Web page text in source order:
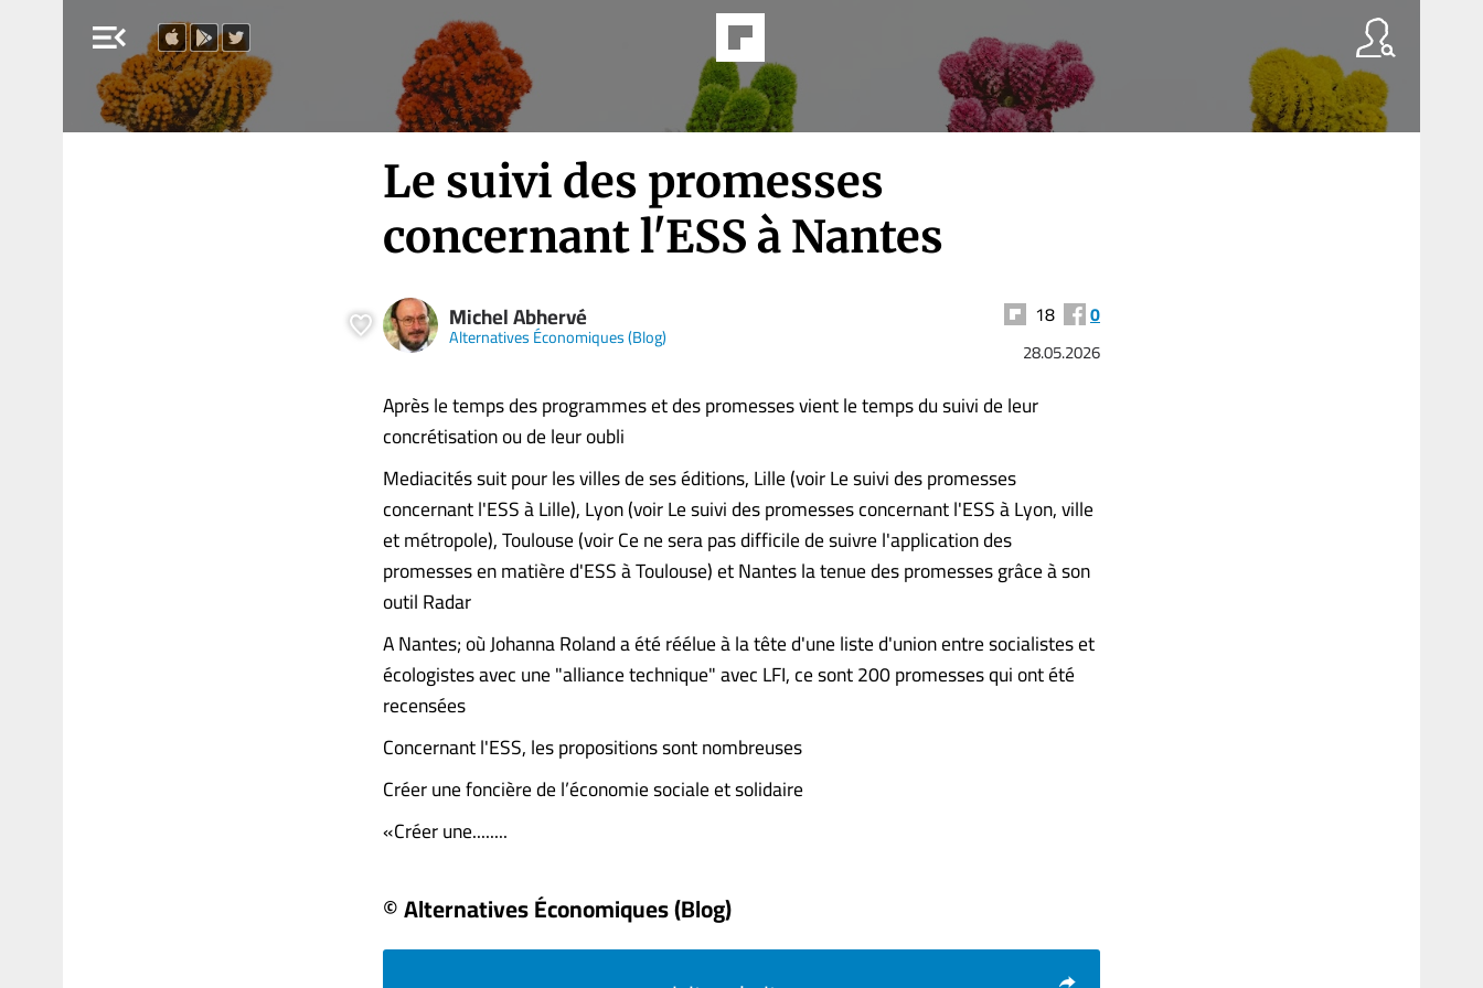
menu_open
Le suivi des promesses
concernant l'ESS à Nantes
Michel Abhervé
Alternatives Économiques (Blog)
18 0
28.05.2026
Après le temps des programmes et des promesses vient le temps du suivi de leur
concrétisation ou de leur oubli
Mediacités suit pour les villes de ses éditions, Lille (voir Le suivi des promesses
concernant l'ESS à Lille), Lyon (voir Le suivi des promesses concernant l'ESS à Lyon, ville
et métropole), Toulouse (voir Ce ne sera pas difficile de suivre l'application des
promesses en matière d'ESS à Toulouse) et Nantes la tenue des promesses grâce à son
outil Radar
A Nantes; où Johanna Roland a été réélue à la tête d'une liste d'union entre socialistes et
écologistes avec une "alliance technique" avec LFI, ce sont 200 promesses qui ont été
recensées
Concernant l'ESS, les propositions sont nombreuses
Créer une foncière de l’économie sociale et solidaire
«Créer une........
© Alternatives Économiques (Blog)